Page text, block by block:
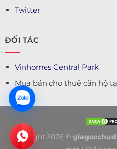
Twitter
ĐỐI TÁC
Vinhomes Central Park
Mua bán cho thuê căn hộ
Copyright 2026 ©